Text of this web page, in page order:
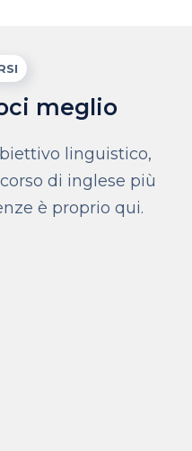
meglio
linguistico,
di inglese più
è proprio qui.